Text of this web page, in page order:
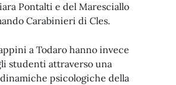
Pontalti e del Maresciallo
Carabinieri di Cles.
a Todaro hanno invece
studenti attraverso una
psicologiche della